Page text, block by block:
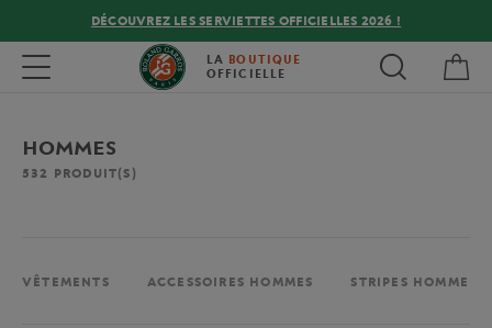
DÉCOUVREZ LES SERVIETTES OFFICIELLES 2026 !
Toggle navigation LA BOUTIQUE
OFFICIELLE
HOMMES
532 PRODUIT(S)
VÊTEMENTS ACCESSOIRES HOMMES STRIPES HOMME